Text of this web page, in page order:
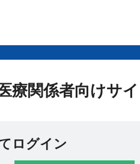
療関係者向けサ
ログイン